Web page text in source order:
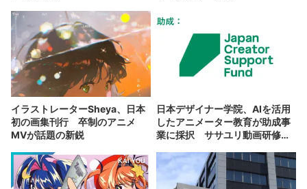
イラストレーターSheya、日本
初の画集刊行 卒制のアニメ
MVが話題の新鋭
日本デザイナー学院、AIを活用
したアニメーター教育が助成事
業に採択 ササユリ動画研修所